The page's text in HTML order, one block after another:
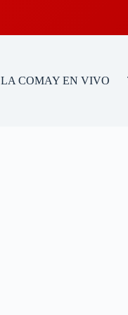
LA COMAY EN VIVO